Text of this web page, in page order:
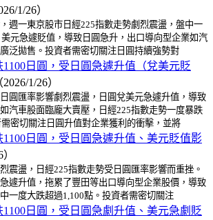
1/26）
週一東京股市日經225指數走勢劇烈震盪，盤中一
元急遽貶值，導致日圓急升，出口導向型企業如汽
泛拋售。投資者需密切關注日圓持續強勢對
日圓，受日圓急遽升值（兌美元貶
2026/1/26）
圓匯率影響劇烈震盪，日圓兌美元急遽升值，導致
汽車股面臨龐大賣壓，日經225指數走勢一度暴跌
密切關注日圓升值對企業獲利的衝擊，並將
1100日圓，受日圓急遽升值、美元貶值影
震盪，日經225指數走勢受日圓匯率影響而重挫。
遽升值，拖累了豐田等出口導向型企業股價，導致
一度大跌超過1,100點。投資者需密切關注
日圓，受日圓急劇升值、美元急劇貶